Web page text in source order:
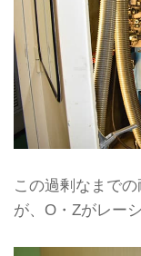
この過剰なまで
が、O・Zがレー